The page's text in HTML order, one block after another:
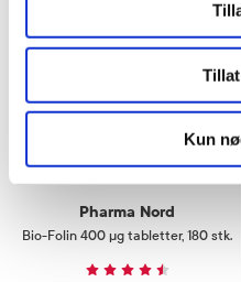
Kun
Pharma Nord
Bio-Folin 400 µg tabletter, 180 stk.